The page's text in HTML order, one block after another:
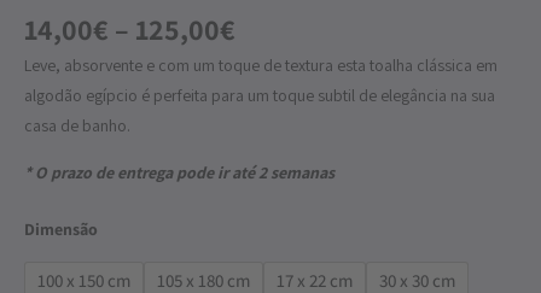
14,00€ – 125,00€
Leve, absorvente e com um toque de textura esta toalha clássica em
algodão egípcio é perfeita para um toque subtil de elegância na sua
casa de banho.
* O prazo de entrega pode ir até 2 semanas
Dimensão
100 x 150 cm 105 x 180 cm 17 x 22 cm
30 x 30 cm